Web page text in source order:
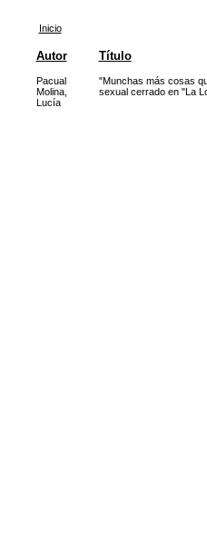
Inicio
Autor Título
Pacual
Molina,
Lucía
"Munchas más cosas
sexual cerrado en "La